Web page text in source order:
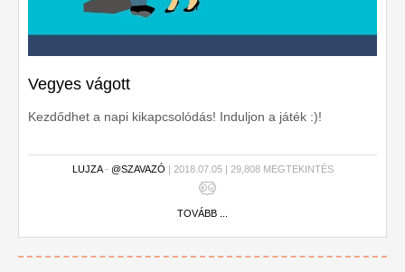
Vegyes vágott
Kezdődhet a napi kikapcsolódás! Induljon a játék :)!
LUJZA- @SZAVAZÓ | 2018.07.05 | 29,808 MEGTEKINTÉS
TOVÁBB ...